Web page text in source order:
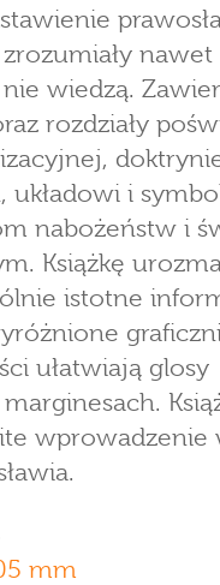
wiedzą.
rozdziały
układowi i
nabożeństw i
Książkę
istotne
ułatwiają glosy
wprowadzenie
mm